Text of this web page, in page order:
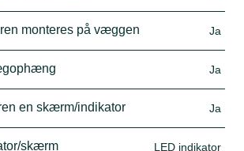
monteres på væggen Ja
Ja
en skærm/indikator Ja
skærm LED indikator